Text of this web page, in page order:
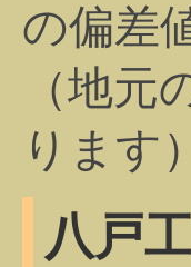
の偏差
（地
ります
八戸